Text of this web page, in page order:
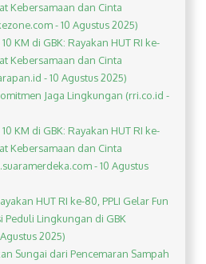
Kebersamaan dan Cinta
- 10 Agustus 2025)
KM di GBK: Rayakan HUT RI ke-
Kebersamaan dan Cinta
- 10 Agustus 2025)
Jaga Lingkungan (rri.co.id -
KM di GBK: Rayakan HUT RI ke-
Kebersamaan dan Cinta
- 10 Agustus
HUT RI ke-80, PPLI Gelar Fun
Peduli Lingkungan di GBK
2025)
Sungai dari Pencemaran Sampah